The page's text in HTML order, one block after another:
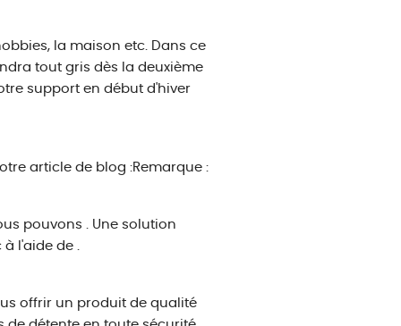
la maison etc. Dans ce
tout gris dès la deuxième
support en début d'hiver
article de blog :Remarque :
pouvons . Une solution
l'aide de .
offrir un produit de qualité